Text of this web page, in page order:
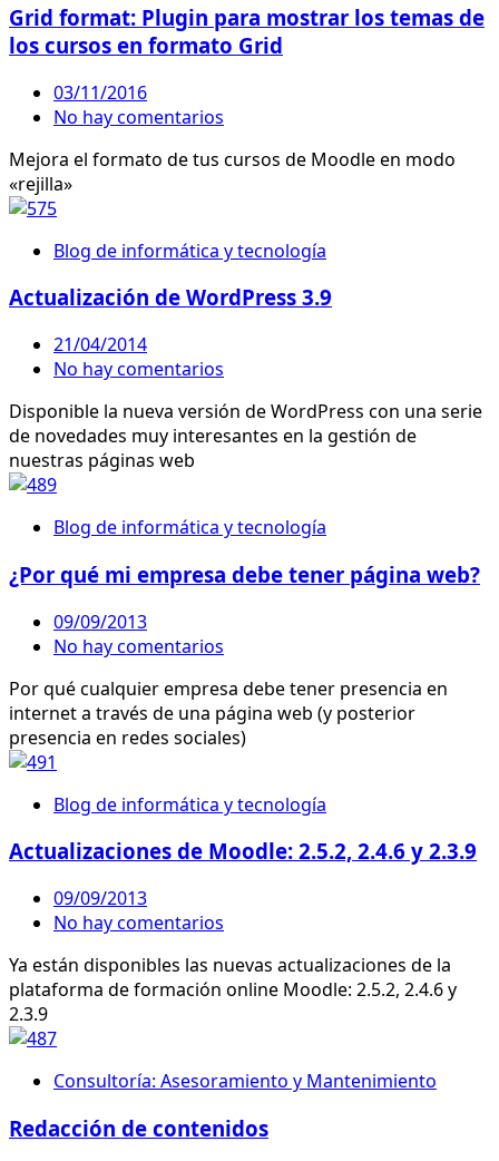
Grid format: Plugin para mostrar los temas de
los cursos en formato Grid
03/11/2016
No hay comentarios
Mejora el formato de tus cursos de Moodle en modo
«rejilla»
Blog de informática y tecnología
Actualización de WordPress 3.9
21/04/2014
No hay comentarios
Disponible la nueva versión de WordPress con una serie
de novedades muy interesantes en la gestión de
nuestras páginas web
Blog de informática y tecnología
¿Por qué mi empresa debe tener página web?
09/09/2013
No hay comentarios
Por qué cualquier empresa debe tener presencia en
internet a través de una página web (y posterior
presencia en redes sociales)
Blog de informática y tecnología
Actualizaciones de Moodle: 2.5.2, 2.4.6 y 2.3.9
09/09/2013
No hay comentarios
Ya están disponibles las nuevas actualizaciones de la
plataforma de formación online Moodle: 2.5.2, 2.4.6 y
2.3.9
Consultoría: Asesoramiento y Mantenimiento
Redacción de contenidos